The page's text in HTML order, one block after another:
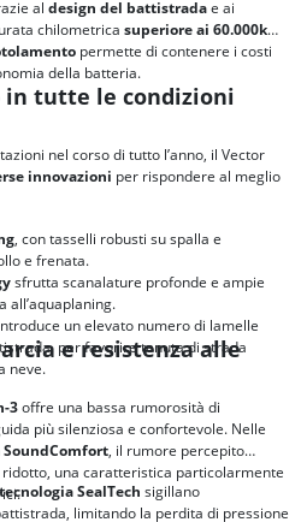
al design del battistradae ai
chilometrica superiore ai 60.000km
permette di contenere i costi
della batteria.
in tutte le condizioni
nel corso di tutto l’anno, il Vector
innovazioni per rispondere al meglio
, con tasselli robusti su spalla e
e frenata.
sfrutta scanalature profonde e ampie
all’aquaplaning.
un elevato numero di lamelle
per favorire tenuta di strada
neve.
e resistenza alle
3offre una bassa rumorosità di
più silenziosa e confortevole. Nelle
, il rumore percepito
una caratteristica particolarmente
SealTech sigillano
limitando la perdita di pressione